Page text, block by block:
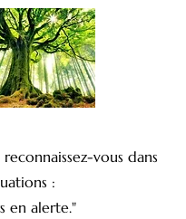
vous dans
:
en alerte."